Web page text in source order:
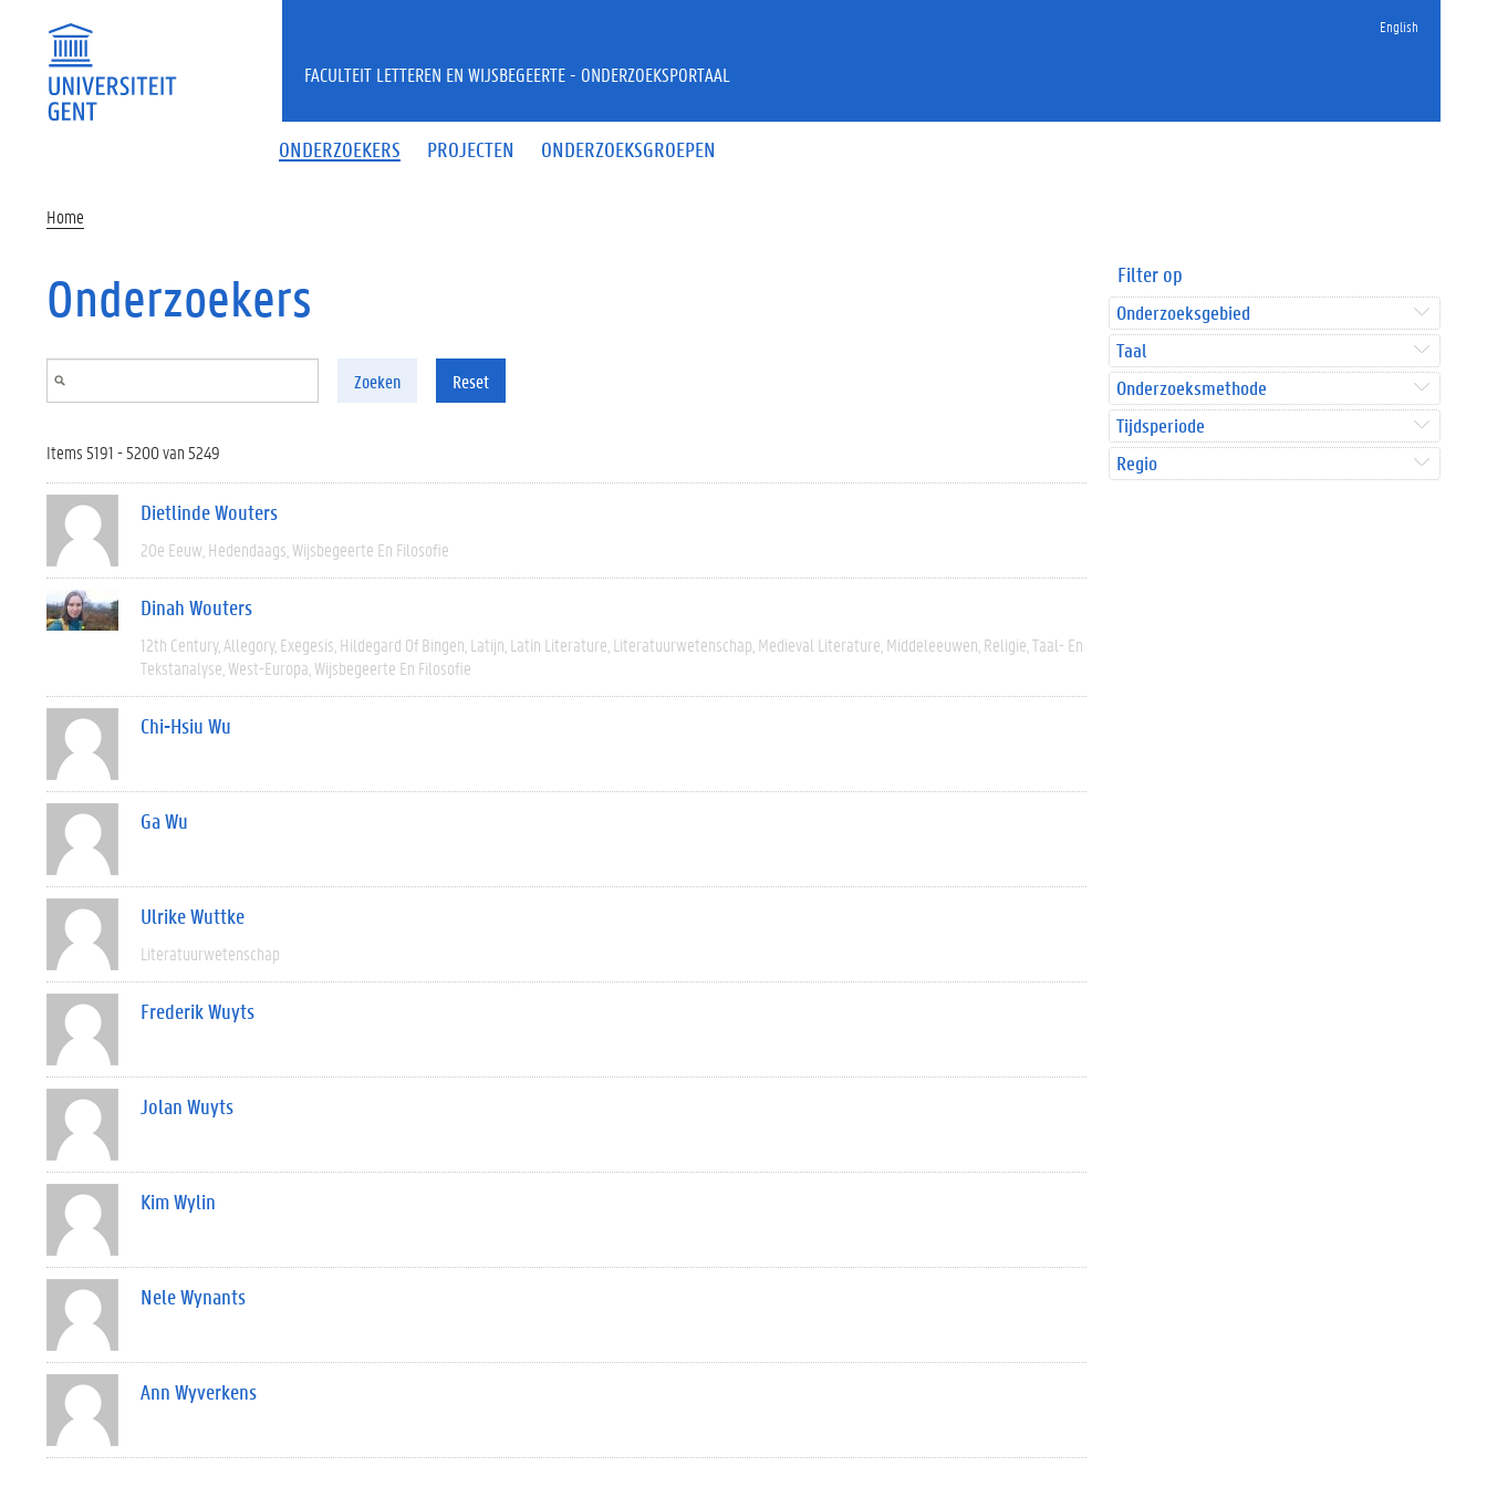
English
ONDERZOEKERS PROJECTEN ONDERZOEKSGROEPEN
FACULTEIT LETTEREN EN WIJSBEGEERTE - ONDERZOEKSPORTAAL
Home
Onderzoekers
Zoeken Reset
Items 5191 - 5200 van 5249
Dietlinde Wouters
20e Eeuw Hedendaags Wijsbegeerte En Filosofie
Dinah Wouters
12th Century Allegory Exegesis Hildegard Of Bingen Latijn Latin Literature Literatuurwetenschap Medieval Literature Middeleeuwen Religie Taal- En
Tekstanalyse West-Europa Wijsbegeerte En Filosofie
Chi-Hsiu Wu
Ga Wu
Ulrike Wuttke
Literatuurwetenschap
Frederik Wuyts
Jolan Wuyts
Kim Wylin
Nele Wynants
Ann Wyverkens
Filter op
Onderzoeksgebied
Taal
Onderzoeksmethode
Tijdsperiode
Regio